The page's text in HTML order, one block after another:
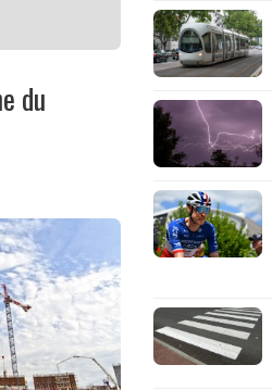
du